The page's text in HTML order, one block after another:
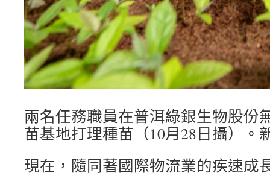
兩名任務職員在普洱綠銀生物股份
苗基地打理種苗（10月28日攝）。
現在，隨同著國際物流業的疾速成